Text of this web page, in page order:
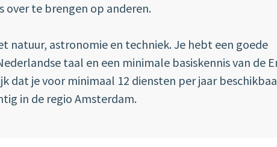
over te brengen op anderen.
natuur, astronomie en techniek.Je hebt een goede
taal en een minimale basiskennis van de
dat je voor minimaal 12 diensten per jaar
in de regio Amsterdam.